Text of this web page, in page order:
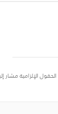
الحقول الإلزامية مشار